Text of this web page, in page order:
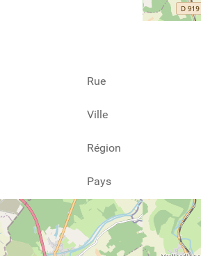
Rue
Ville
Région
Pays